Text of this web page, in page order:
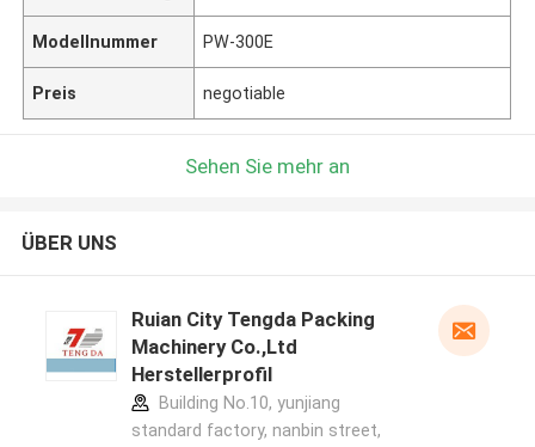
Modellnummer PW-300E
Preis negotiable
Sehen Sie mehr an
ÜBER UNS
Ruian City Tengda Packing
Machinery Co.,Ltd
Herstellerprofil
Building No.10, yunjiang
standard factory, nanbin street,